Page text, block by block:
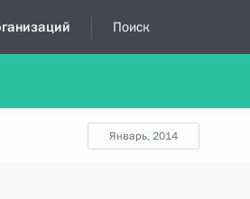
Поиск
форме
январь, 2014